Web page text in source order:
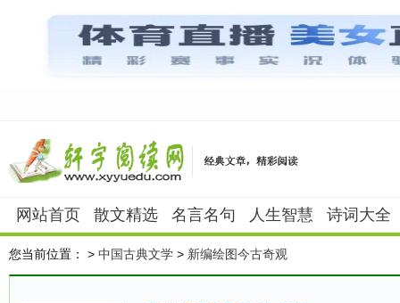
网站首页 散文精选 名言名句 人生智慧 诗词大全
您当前位置： > 中国古典文学 > 新编绘图今古奇观